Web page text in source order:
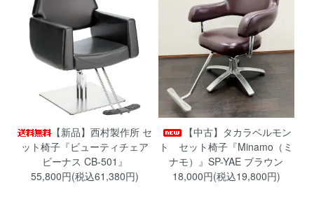
【新品】西村製作所 セ
ット椅子『ビューティチェア
ビーナス CB-501』
55,800円(税込61,380円)
【中古】タカラベルモン
ト セット椅子『Minamo（ミ
ナモ）』SP-YAE ブラウン
18,000円(税込19,800円)